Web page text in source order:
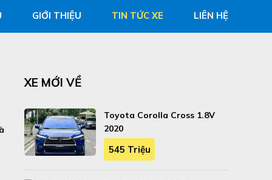
GIỚI THIỆU TIN TỨC XE LIÊN HỆ
XE MỚI VỀ
Toyota Corolla Cross 1.8V
2020
545 Triệu